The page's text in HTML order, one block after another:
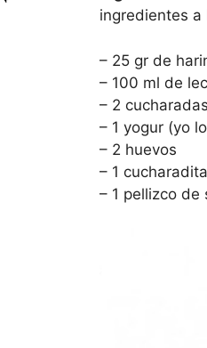
ingredientes a
– 25 gr de
– 100 ml de
– 2
– 1 yogur (yo
– 2 huevos
– 1
– 1 pellizco de